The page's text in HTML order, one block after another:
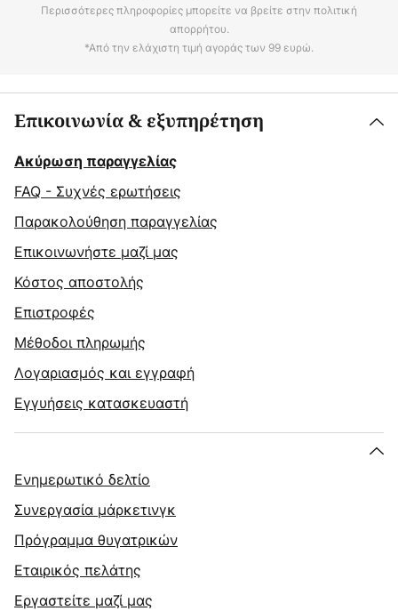
Περισσότερες πληροφορίες μπορείτε να βρείτε στην πολιτική
απορρήτου.
*Από την ελάχιστη τιμή αγοράς των 99 ευρώ.
Επικοινωνία & εξυπηρέτηση
Ακύρωση παραγγελίας
FAQ - Συχνές ερωτήσεις
Παρακολούθηση παραγγελίας
Επικοινωνήστε μαζί μας
Κόστος αποστολής
Επιστροφές
Μέθοδοι πληρωμής
Λογαριασμός και εγγραφή
Εγγυήσεις κατασκευαστή
Ενημερωτικό δελτίο
Συνεργασία μάρκετινγκ
Πρόγραμμα θυγατρικών
Εταιρικός πελάτης
Εργαστείτε μαζί μας